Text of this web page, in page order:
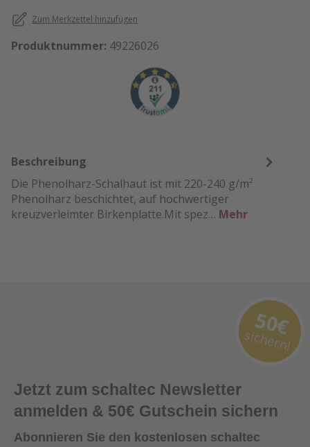
Zum Merkzettel hinzufügen
Produktnummer: 49226026
Beschreibung
Die Phenolharz-Schalhaut ist mit 220-240 g/m²
Phenolharz beschichtet, auf hochwertiger
kreuzverleimter Birkenplatte.Mit spez… Mehr
Jetzt zum schaltec Newsletter
anmelden & 50€ Gutschein sichern
Abonnieren Sie den kostenlosen schaltec
50€
sichern!